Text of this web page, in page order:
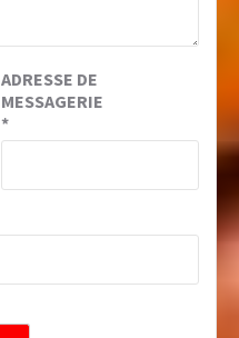
ADRESSE DE
MESSAGERIE
*